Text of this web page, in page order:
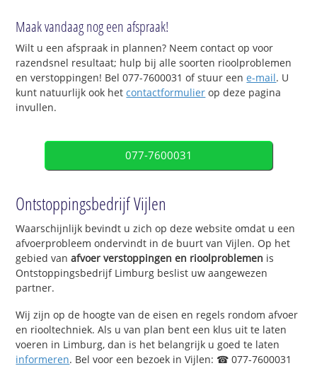
Maak vandaag nog een afspraak!
Wilt u een afspraak in plannen? Neem contact op voor
razendsnel resultaat; hulp bij alle soorten rioolproblemen
en verstoppingen! Bel 077-7600031 of stuur eene-mail. U
kunt natuurlijk ook hetcontactformulier op deze pagina
invullen.
077-7600031
Ontstoppingsbedrijf Vijlen
Waarschijnlijk bevindt u zich op deze website omdat u een
afvoerprobleem ondervindt in de buurt van Vijlen. Op het
gebied vanafvoer verstoppingen en rioolproblemen is
Ontstoppingsbedrijf Limburg beslist uw aangewezen
partner.
Wij zijn op de hoogte van de eisen en regels rondom afvoer
en riooltechniek. Als u van plan bent een klus uit te laten
voeren in Limburg, dan is het belangrijk u goed te laten
informeren. Bel voor een bezoek in Vijlen: ☎ 077-7600031